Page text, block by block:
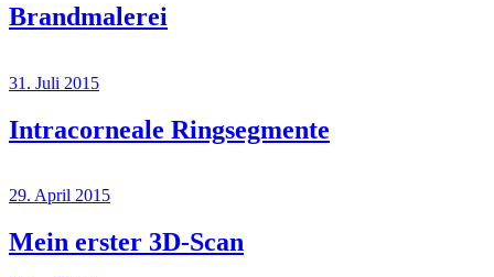
Brandmalerei
31. Juli 2015
Intracorneale Ringsegmente
29. April 2015
Mein erster 3D-Scan